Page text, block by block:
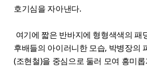
호기심을 자아낸다.
여기에 짧은 반바지에 형형색색의 패
후배들의 아이러니한 모습, 박병장의
(조현철)을 중심으로 둘러 모여 흥미